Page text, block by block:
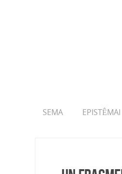
SEMA EPISTÊMAI